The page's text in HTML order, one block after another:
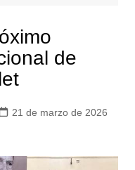
de
21 de marzo de 2026